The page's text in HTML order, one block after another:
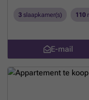
gammes, cuisine équipée
chauffage et
système de ventilation
Emplacement de parking
raccordement aux
renseignements, visites et
sont mentionnées à titre
une surface brute)Meer
3 slaapkamer(s) 110
E-mail